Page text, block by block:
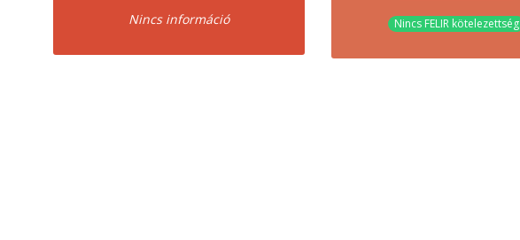
Nincs információ
Nincs FELIR kötelezettség